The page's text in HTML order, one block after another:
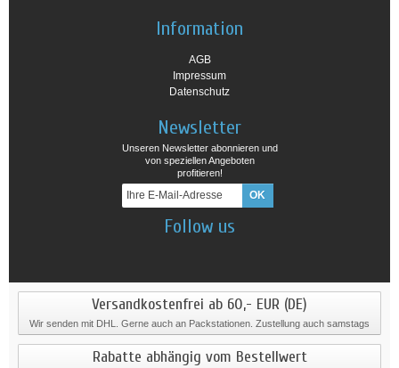
Information
AGB
Impressum
Datenschutz
Newsletter
Unseren Newsletter abonnieren und
von speziellen Angeboten
profitieren!
Follow us
Versandkostenfrei ab 60,- EUR (DE)
Wir senden mit DHL. Gerne auch an Packstationen. Zustellung auch samstags
Rabatte abhängig vom Bestellwert